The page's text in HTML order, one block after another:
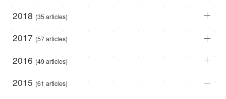
2018 (35 articles)
2017 (57 articles)
2016 (49 articles)
2015 (61 articles)